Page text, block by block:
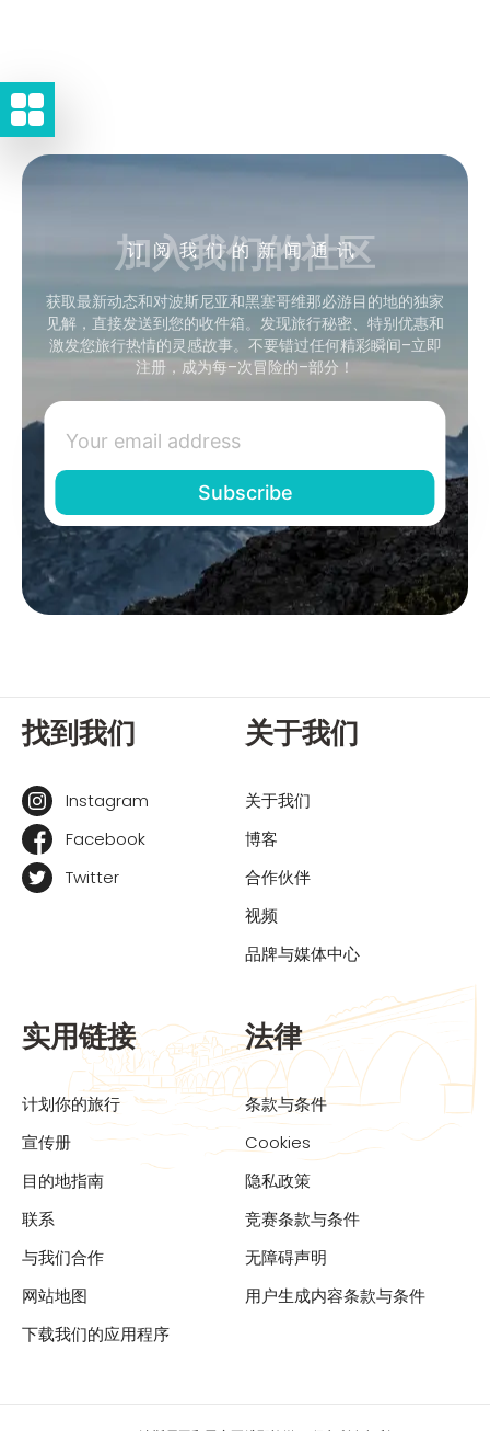
订阅我们的新闻通讯
加入我们的社区
获取最新动态和对波斯尼亚和黑塞哥维那必游目的地的独家
见解，直接发送到您的收件箱。发现旅行秘密、特别优惠和
激发您旅行热情的灵感故事。不要错过任何精彩瞬间–立即
注册，成为每–次冒险的–部分！
找到我们
Instagram
Facebook
Twitter
关于我们
关于我们
博客
合作伙伴
视频
品牌与媒体中心
实用链接
计划你的旅行
宣传册
目的地指南
联系
与我们合作
网站地图
下载我们的应用程序
法律
条款与条件
Cookies
隐私政策
竞赛条款与条件
无障碍声明
用户生成内容条款与条件